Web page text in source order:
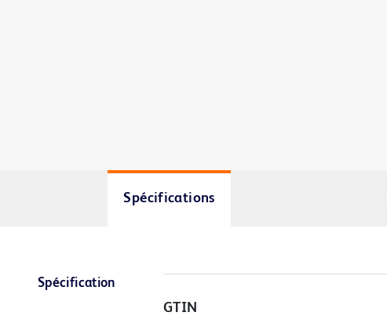
Spécifications
Spécification
GTIN